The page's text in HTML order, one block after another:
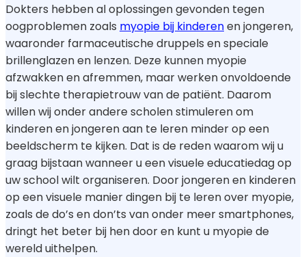
Dokters hebben al oplossingen gevonden tegen
oogproblemen zoals myopie bij kinderenen jongeren,
waaronder farmaceutische druppels en speciale
brillenglazen en lenzen. Deze kunnen myopie
afzwakken en afremmen, maar werken onvoldoende
bij slechte therapietrouw van de patiënt. Daarom
willen wij onder andere scholen stimuleren om
kinderen en jongeren aan te leren minder op een
beeldscherm te kijken. Dat is de reden waarom wij u
graag bijstaan wanneer u een visuele educatiedag op
uw school wilt organiseren. Door jongeren en kinderen
op een visuele manier dingen bij te leren over myopie,
zoals de do’s en don’ts van onder meer smartphones,
dringt het beter bij hen door en kunt u myopie de
wereld uithelpen.